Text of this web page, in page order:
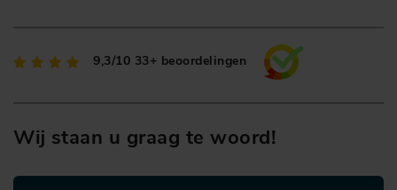
9,3/10 33+ beoordelingen
Wij staan u graag te woord!